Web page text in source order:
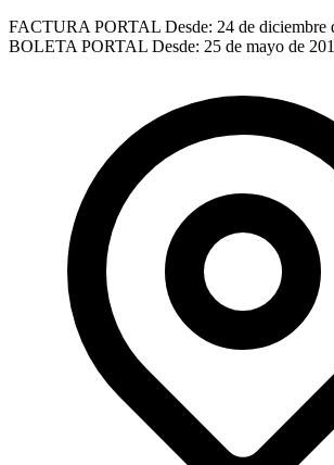
FACTURA PORTAL Desde: 24 de diciembre
BOLETA PORTAL Desde: 25 de mayo de